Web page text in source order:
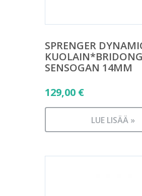
SPRENGER
KUOLAIN*BRIDONG
SENSOGAN 14MM
129,00 €
LUE LISÄÄ »